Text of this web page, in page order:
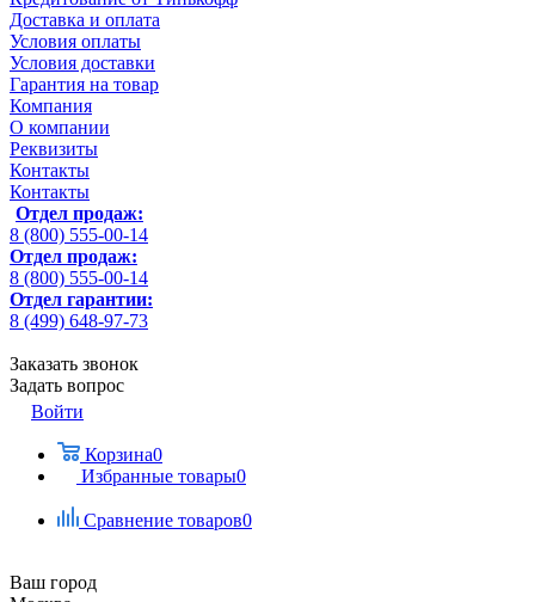
Доставка и оплата
Условия оплаты
Условия доставки
Гарантия на товар
Компания
О компании
Реквизиты
Контакты
Контакты
Отдел продаж:
8 (800) 555-00-14
Отдел продаж:
8 (800) 555-00-14
Отдел гарантии:
8 (499) 648-97-73
Заказать звонок
Задать вопрос
Войти
Корзина0
Избранные товары0
Сравнение товаров0
Ваш город